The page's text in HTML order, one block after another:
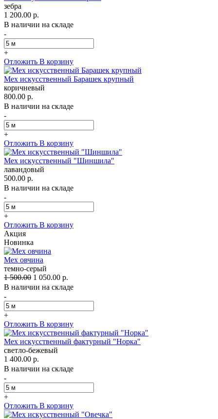
зебра
1 200.00 р.
В наличии на складе
-
+
Отложить В корзину
Мех искусственный Барашек крупный
коричневый
800.00 р.
В наличии на складе
-
+
Отложить В корзину
Мех искусственный "Шиншила"
лавандовый
500.00 р.
В наличии на складе
-
+
Отложить В корзину
Акция
Новинка
Мех овчина
темно-серый
1 500.00 1 050.00 р.
В наличии на складе
-
+
Отложить В корзину
Мех искусственный фактурный "Норка"
светло-бежевый
1 400.00 р.
В наличии на складе
-
+
Отложить В корзину